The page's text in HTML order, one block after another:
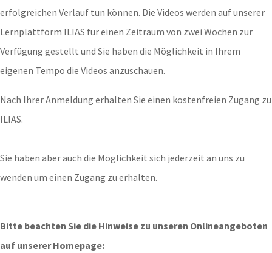
erfolgreichen Verlauf tun können. Die Videos werden auf unserer
Lernplattform ILIAS für einen Zeitraum von zwei Wochen zur
Verfügung gestellt und Sie haben die Möglichkeit in Ihrem
eigenen Tempo die Videos anzuschauen.
Nach Ihrer Anmeldung erhalten Sie einen kostenfreien Zugang zu
ILIAS.
Sie haben aber auch die Möglichkeit sich jederzeit an uns zu
wenden um einen Zugang zu erhalten.
Bitte beachten Sie die Hinweise zu unseren Onlineangeboten
auf unserer Homepage: